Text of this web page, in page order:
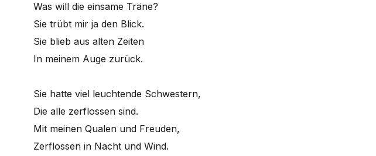
Was will die einsame Träne?
Sie trübt mir ja den Blick.
Sie blieb aus alten Zeiten
In meinem Auge zurück.
Sie hatte viel leuchtende Schwestern,
Die alle zerflossen sind.
Mit meinen Qualen und Freuden,
Zerflossen in Nacht und Wind.